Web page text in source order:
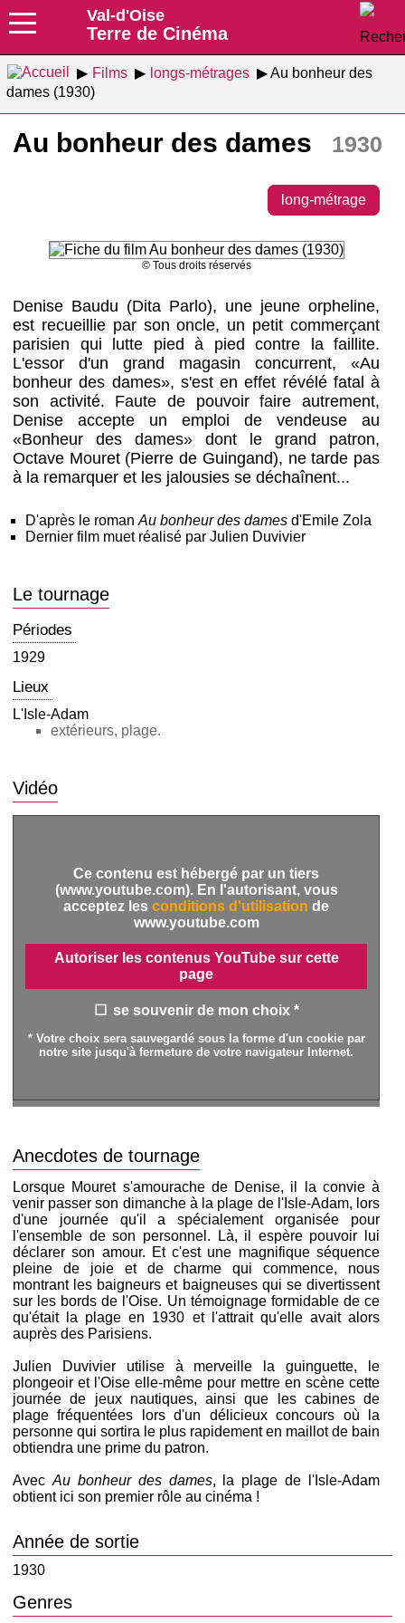
Val-d'Oise
Terre de Cinéma
Films longs-métrages
Au bonheur des
dames (1930)
Au bonheur des dames 1930
long-métrage
© Tous droits réservés
Denise Baudu (Dita Parlo), une jeune orpheline,
est recueillie par son oncle, un petit commerçant
parisien qui lutte pied à pied contre la faillite.
L'essor d'un grand magasin concurrent, «Au
bonheur des dames», s'est en effet révélé fatal à
son activité. Faute de pouvoir faire autrement,
Denise accepte un emploi de vendeuse au
«Bonheur des dames» dont le grand patron,
Octave Mouret (Pierre de Guingand), ne tarde pas
à la remarquer et les jalousies se déchaînent...
D'après le roman Au bonheur des dames d'Emile Zola
Dernier film muet réalisé par Julien Duvivier
Le tournage
Périodes
1929
Lieux
L'Isle-Adam
extérieurs, plage.
Vidéo
Ce contenu est hébergé par un tiers
(www.youtube.com). En l'autorisant, vous
acceptez les conditions d'utilisation de
www.youtube.com
Autoriser les contenus YouTube sur cette
page
se souvenir de mon choix *
* Votre choix sera sauvegardé sous la forme d'un cookie par
notre site jusqu'à fermeture de votre navigateur Internet.
Anecdotes de tournage
Lorsque Mouret s'amourache de Denise, il la convie à
venir passer son dimanche à la plage de l'Isle-Adam, lors
d'une journée qu'il a spécialement organisée pour
l'ensemble de son personnel. Là, il espère pouvoir lui
déclarer son amour. Et c'est une magnifique séquence
pleine de joie et de charme qui commence, nous
montrant les baigneurs et baigneuses qui se divertissent
sur les bords de l'Oise. Un témoignage formidable de ce
qu'était la plage en 1930 et l'attrait qu'elle avait alors
auprès des Parisiens.
Julien Duvivier utilise à merveille la guinguette, le
plongeoir et l'Oise elle-même pour mettre en scène cette
journée de jeux nautiques, ainsi que les cabines de
plage fréquentées lors d'un délicieux concours où la
personne qui sortira le plus rapidement en maillot de bain
obtiendra une prime du patron.
Avec Au bonheur des dames, la plage de l'Isle-Adam
obtient ici son premier rôle au cinéma !
Année de sortie
1930
Genres